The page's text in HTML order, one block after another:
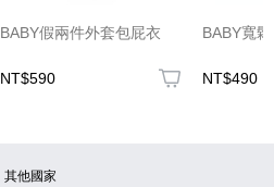
BABY假兩件外套包屁衣
NT$590
BABY寬
NT$490
其他國家